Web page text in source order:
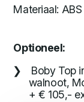
Materiaal: ABS
Optioneel:
Boby Top
walnoot,
+ € 105,-